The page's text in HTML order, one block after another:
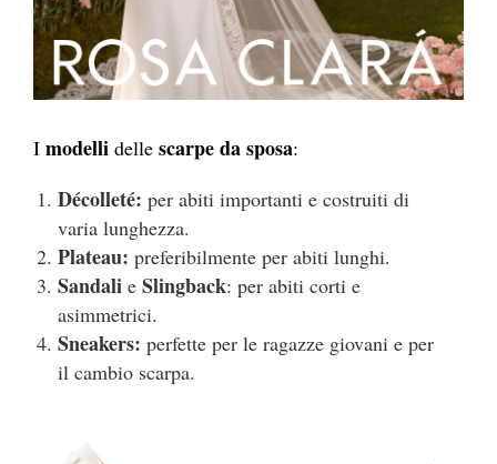
I modelli delle scarpe da sposa:
Décolleté: per abiti importanti e costruiti di
varia lunghezza.
Plateau: preferibilmente per abiti lunghi.
Sandali e Slingback: per abiti corti e
asimmetrici.
Sneakers: perfette per le ragazze giovani e per
il cambio scarpa.